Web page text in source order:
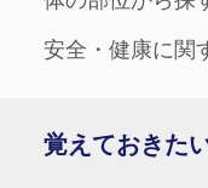
安全・健康に関
覚えておきた